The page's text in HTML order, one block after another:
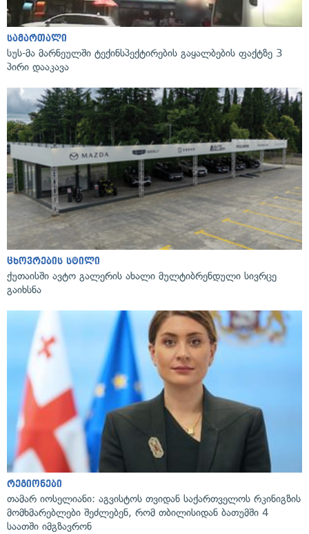
სამართალი
სუს-მა მარნეულში ტექინსპექტირების გაყალბების ფაქტზე 3
პირი დააკავა
ცხოვრების სტილი
ქუთაისში ავტო გალერის ახალი მულტიბრენდული სივრცე
გაიხსნა
რეგიონები
თამარ იოსელიანი: აგვისტოს თვიდან საქართველოს რკინიგზის
მომხმარებლები შეძლებენ, რომ თბილისიდან ბათუმში 4
საათში იმგზავრონ